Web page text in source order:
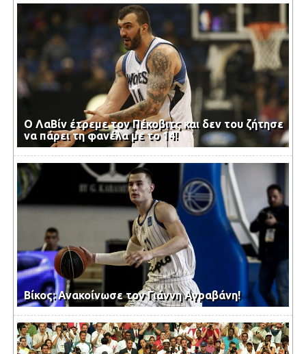
Ο ΛαΒίν έτρεμε τον Πέκοβιτς και δεν του ζήτησε
να πάρει τη φανέλα με το 14!
Βίκος: Ανακοίνωσε τον Γιάννη Αγραβάνη!